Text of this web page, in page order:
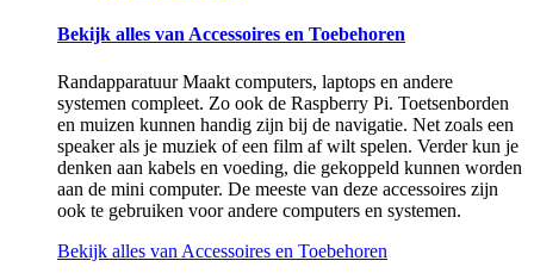
Bekijk alles van Accessoires en Toebehoren
Randapparatuur Maakt computers, laptops en andere
systemen compleet. Zo ook de Raspberry Pi. Toetsenborden
en muizen kunnen handig zijn bij de navigatie. Net zoals een
speaker als je muziek of een film af wilt spelen. Verder kun je
denken aan kabels en voeding, die gekoppeld kunnen worden
aan de mini computer. De meeste van deze accessoires zijn
ook te gebruiken voor andere computers en systemen.
Bekijk alles van Accessoires en Toebehoren